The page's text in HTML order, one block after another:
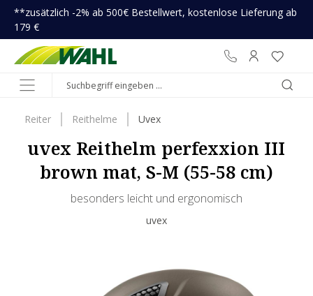
springen
**zusätzlich -2% ab 500€ Bestellwert, kostenlose Lieferung ab
179 €
Reiter Reithelme Uvex
uvex Reithelm perfexxion III
brown mat, S-M (55-58 cm)
besonders leicht und ergonomisch
uvex